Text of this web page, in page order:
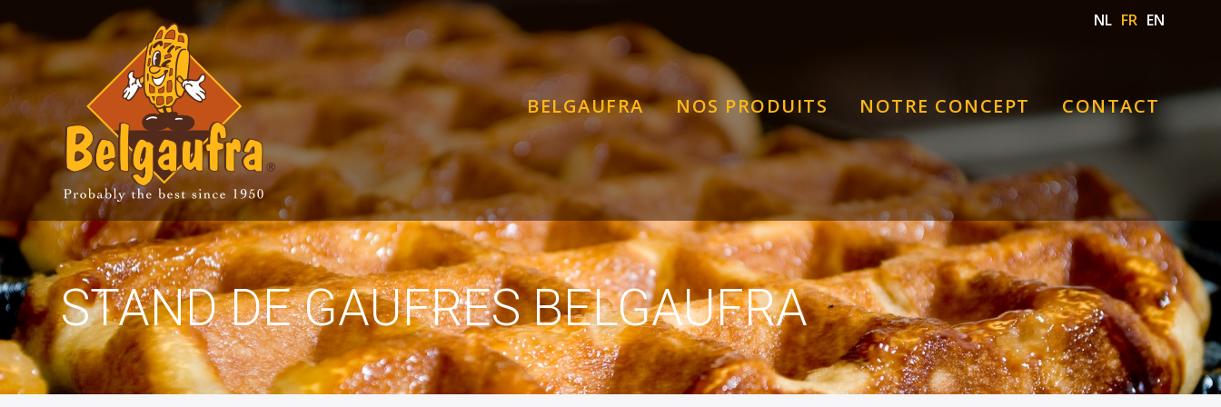
NL FR EN
BELGAUFRA NOS PRODUITS NOTRE CONCEPT CONTACT
STAND DE GAUFRES BELGAUFRA
BELGAUFRA
NOS
PRODUITS
NOTRE
CONCEPT
CONTACT